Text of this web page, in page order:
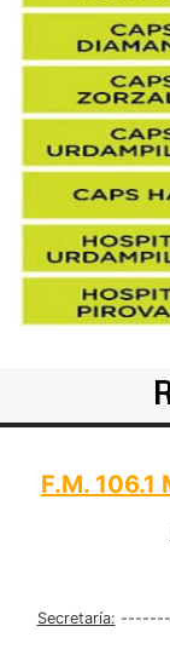
F.M. 106.1
Secretaría: